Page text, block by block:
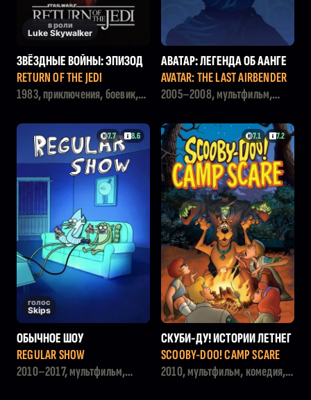
в роли
Luke Skywalker
ЗВЁЗДНЫЕ ВОЙНЫ: ЭПИЗОД
6 - ВОЗВРАЩЕНИЕ ДЖЕДАЯ
RETURN OF THE JEDI
1983, приключения, боевик,
АВАТАР: ЛЕГЕНДА ОБ ААНГЕ
AVATAR: THE LAST AIRBENDER
2005–2008, мультфильм,
7.7 8.6
голос
Skips
ОБЫЧНОЕ ШОУ
REGULAR SHOW
2010–2017, мультфильм,
7.1 7.2
СКУБИ-ДУ! ИСТОРИИ ЛЕТНЕГ
О ЛАГЕРЯ
SCOOBY-DOO! CAMP SCARE
2010, мультфильм, комедия,